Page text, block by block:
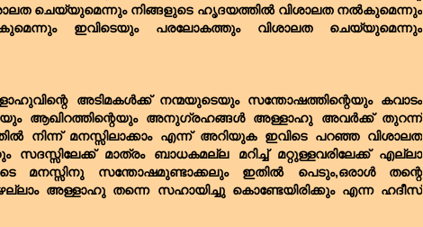
ചെയ്യുമെന്നും നിങ്ങളുടെ ഹൃദയത്തിൽ വിശാലത നൽകുമെന്നും
ഇവിടെയും പരലോകത്തും വിശാലത ചെയ്യുമെന്നും
അടിമകൾക്ക് നന്മയുടെയും സന്തോഷത്തിന്റെയും കവാടം
ആഖിറത്തിന്റെയും അനുഗ്രഹങ്ങൾ അള്ളാഹു അവർക്ക് തുറന്ന്
മനസ്സിലാക്കാം എന്ന് അറിയുക ഇവിടെ പറഞ്ഞ വിശാലത
മാത്രം ബാധകമല്ല മറിച്ച് മറ്റുള്ളവരിലേക്ക് എല്ലാ
മനസ്സിനു സന്തോഷമുണ്ടാക്കലും ഇതിൽ പെടും,ഒരാൾ തന്റെ
അള്ളാഹു തന്നെ സഹായിച്ചു കൊണ്ടേയിരിക്കും എന്ന ഹദീസ്